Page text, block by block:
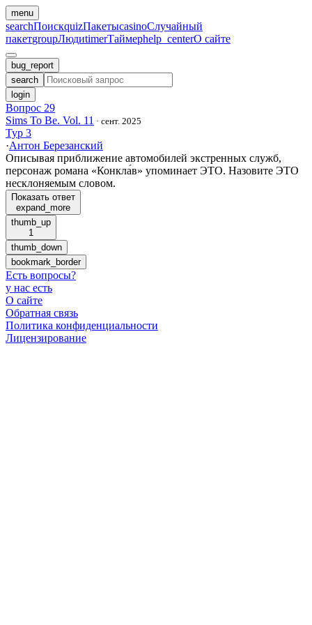
menu
searchПоискquizПакетыcasinoСлучайный
пакетgroupЛюдиtimerТаймерhelp_centerО сайте
bug_report
search
login
Вопрос 29
Sims To Be. Vol. 11 · сент. 2025
Тур 3
·Антон Березанский
Описывая приближение автомобилей экстренных служб,
персонаж романа «Конкла́в» упоминает ЭТО. Назовите ЭТО
несклоняемым словом.
Показать ответ
expand_more
thumb_up
1
thumb_down
bookmark_border
Есть вопросы?
у нас есть
О сайте
Обратная связь
Политика конфиденциальности
Лицензирование